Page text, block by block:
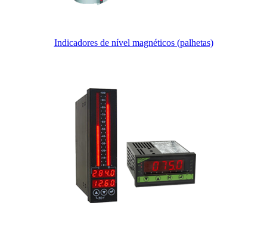
Indicadores de nível magnéticos (palhetas)